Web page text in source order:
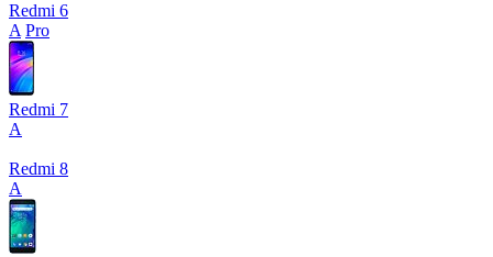
Redmi 6
A Pro
Redmi 7
A
Redmi 8
A